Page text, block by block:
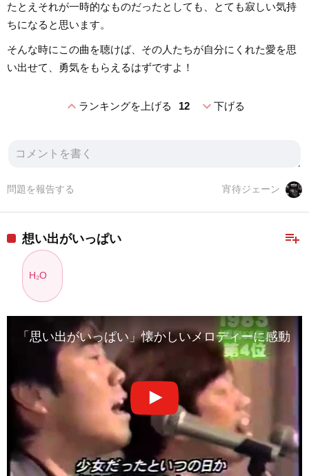
たとえそれが一時的なものだったとしても、とても寂しい気持
ちになると思います。
そんな時にこの曲を聴けば、その人たちが自分にくれた愛を思
い出せて、勇気をもらえるはずですよ！
expand_lessランキングを上げる 12 expand_more下げる
宵待ジェーン
問題を報告する
playlist_add
想い出がいっぱい
H₂O
「思い出がいっぱい」懐かしいメロディーに感動